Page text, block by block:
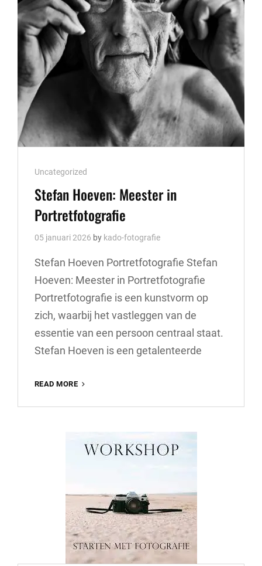
Cat
Links
Uncategorized
Stefan Hoeven: Meester in
Portretfotografie
05 januari 2026 by kado-fotografie
Stefan Hoeven Portretfotografie Stefan
Hoeven: Meester in Portretfotografie
Portretfotografie is een kunstvorm op
zich, waarbij het vastleggen van de
essentie van een persoon centraal staat.
Stefan Hoeven is een getalenteerde
READ MORE
MEESTER
PORTRETFOTOGRAFIE